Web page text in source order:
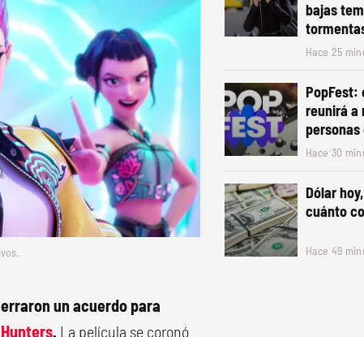
un acuerdo para
. La película se coronó
bajas
Hace 25
PopFest:
reunirá a
personas
Hace 30
Dólar
cuánto
Hace 49